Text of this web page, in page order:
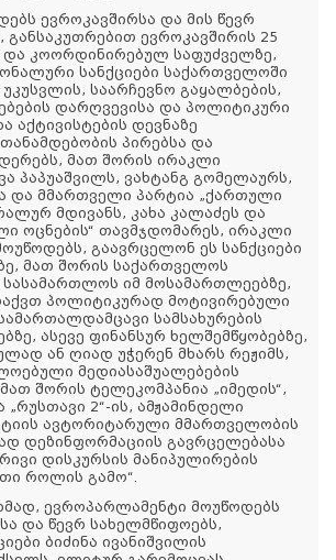
ევროკავშირსა და მის წევრ
განსაკუთრებით ევროკავშირის 25
და კოორდინირებულ საფუძველზე,
სანქციები საქართველოში
საარჩევნო გაყალბების,
დარღვევისა და პოლიტიკური
აქტივისტების დევნაზე
პირებსა და
მათ შორის ირაკლი
პაპუაშვილს, ვახტანგ გომელაურს,
და მმართველი პარტია „ქართული
მდივანს, კახა კალაძეს და
ოცნების“ თავმჯდომარეს, ირაკლი
გაავრცელონ ეს სანქციები
მათ შორის საქართველოს
სასამართლოს იმ მოსამართლეებზე,
პოლიტიკურად მოტივირებული
სამსახურების
ასევე ფინანსურ ხელშემწყობებზე,
ან ღიად უჭერენ მხარს რეჟიმს,
მედიასაშუალებების
შორის ტელეკომპანია „იმედის“,
„რუსთავი 2“-ის, ამჟამინდელი
ავტორიტარული მმართველობის
დეზინფორმაციის გავრცელებასა
დისკურსის მანიპულირების
როლის გამო“.
ევროპარლამენტი მოუწოდებს
და წევრ სახელმწიფოებს,
ბიძინა ივანიშვილის